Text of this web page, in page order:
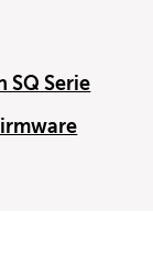
SQ Serie